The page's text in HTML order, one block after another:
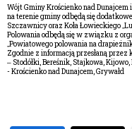
Wójt Gminy Krościenko nad
na terenie gminy odbędą się
Szczawnicy oraz Koła Łowieckiego
Polowania odbędą się w związku z
„Powiatowego polowania na
Zgodnie z informacją przesłaną przez
– Stodółki, Bereśnik, Stajkowa,
- Krościenko nad Dunajcem, Grywałd
Wójt